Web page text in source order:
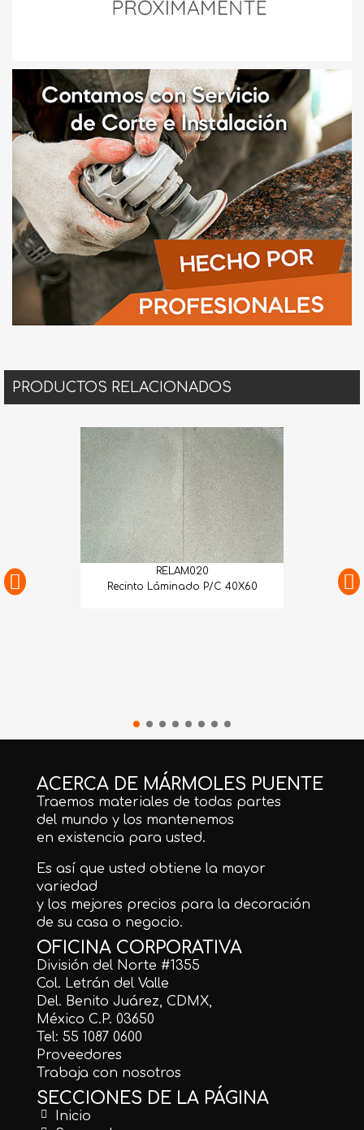
PRODUCTOS RELACIONADOS
RELAM020
Recinto Láminado P/C 40X60
ACERCA DE MÁRMOLES PUENTE
Traemos materiales de todas partes
del mundo y los mantenemos
en existencia para usted.
Es así que usted obtiene la mayor
variedad
y los mejores precios para la decoración
de su casa o negocio.
OFICINA CORPORATIVA
División del Norte #1355
Col. Letrán del Valle
Del. Benito Juárez, CDMX,
México C.P. 03650
Tel: 55 1087 0600
Proveedores
Trabaja con nosotros
SECCIONES DE LA PÁGINA
Inicio